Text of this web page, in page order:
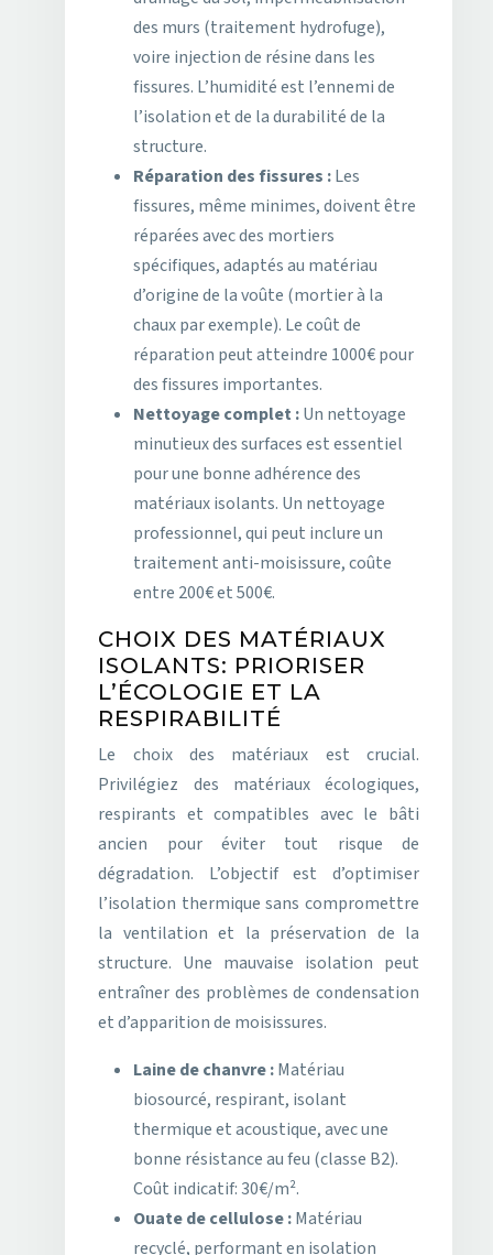
des murs (traitement hydrofuge),
voire injection de résine dans les
fissures. L’humidité est l’ennemi de
l’isolation et de la durabilité de la
structure.
Réparation des fissures :Les
fissures, même minimes, doivent être
réparées avec des mortiers
spécifiques, adaptés au matériau
d’origine de la voûte (mortier à la
chaux par exemple). Le coût de
réparation peut atteindre 1000€ pour
des fissures importantes.
Nettoyage complet :Un nettoyage
minutieux des surfaces est essentiel
pour une bonne adhérence des
matériaux isolants. Un nettoyage
professionnel, qui peut inclure un
traitement anti-moisissure, coûte
entre 200€ et 500€.
CHOIX DES MATÉRIAUX
ISOLANTS: PRIORISER
L’ÉCOLOGIE ET LA
RESPIRABILITÉ
Le choix des matériaux est crucial.
Privilégiez des matériaux écologiques,
respirants et compatibles avec le bâti
ancien pour éviter tout risque de
dégradation. L’objectif est d’optimiser
l’isolation thermique sans compromettre
la ventilation et la préservation de la
structure. Une mauvaise isolation peut
entraîner des problèmes de condensation
et d’apparition de moisissures.
Laine de chanvre :Matériau
biosourcé, respirant, isolant
thermique et acoustique, avec une
bonne résistance au feu (classe B2).
Coût indicatif: 30€/m².
Ouate de cellulose :Matériau
recyclé, performant en isolation